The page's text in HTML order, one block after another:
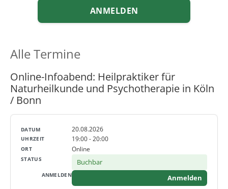
ANMELDEN
Alle Termine
Online-Infoabend: Heilpraktiker für
Naturheilkunde und Psychotherapie in Köln
/ Bonn
20.08.2026
19:00 - 20:00
Online
Buchbar
Anmelden